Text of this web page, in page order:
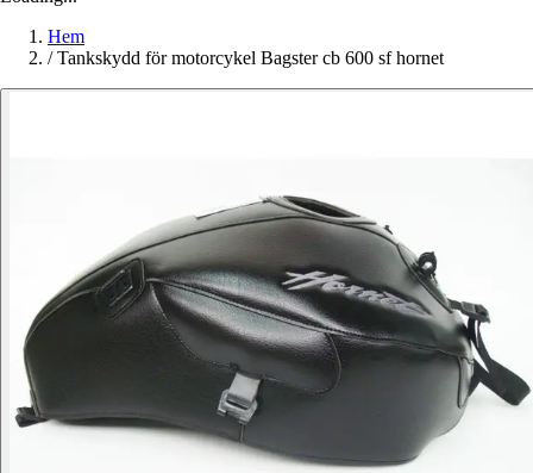
Hem
/ Tankskydd för motorcykel Bagster cb 600 sf hornet